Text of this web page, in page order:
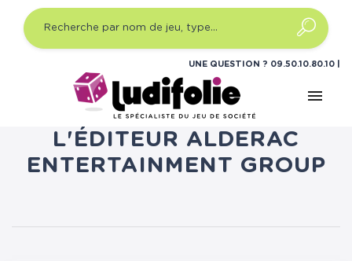
UNE QUESTION ? 09.50.10.80.10
menu
LISTE DES PRODUITS DE
L'ÉDITEUR ALDERAC
ENTERTAINMENT GROUP